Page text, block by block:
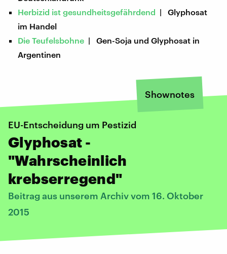
Herbizid ist gesundheitsgefährdend | Glyphosat
im Handel
Die Teufelsbohne | Gen-Soja und Glyphosat in
Argentinen
Shownotes
EU-Entscheidung um Pestizid
Glyphosat -
"Wahrscheinlich
krebserregend"
Beitrag aus unserem Archiv vom 16. Oktober
2015